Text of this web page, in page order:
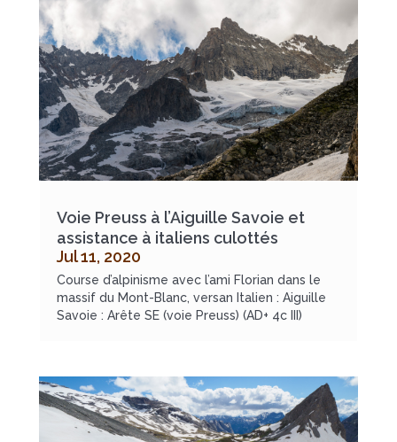
Voie Preuss à l’Aiguille Savoie et
assistance à italiens culottés
Jul 11, 2020
Course d’alpinisme avec l’ami Florian dans le
massif du Mont-Blanc, versan Italien : Aiguille
Savoie : Arête SE (voie Preuss) (AD+ 4c III)